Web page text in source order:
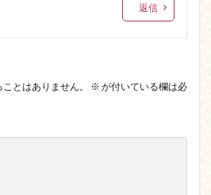
返信
とはありません。 ※ が付いている欄は必